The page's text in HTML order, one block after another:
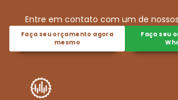
Entre em contato com um de
Faça seu orçamento agora
mesmo
Faça seu